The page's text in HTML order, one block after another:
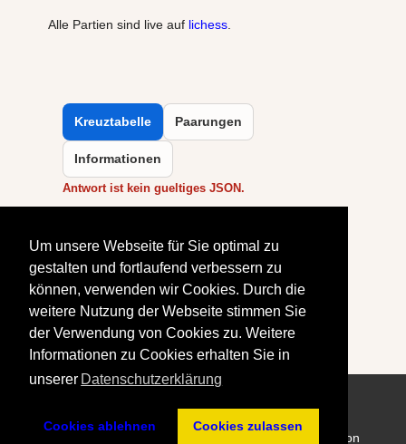
Um unsere Webseite für Sie optimal zu
gestalten und fortlaufend verbessern zu
können, verwenden wir Cookies. Durch die
weitere Nutzung der Webseite stimmen Sie
der Verwendung von Cookies zu. Weitere
Informationen zu Cookies erhalten Sie in
unserer Datenschutzerklärung
Cookies ablehnen Cookies zulassen
Alle Partien sind live auf lichess.
Kreuztabelle Paarungen
Informationen
Antwort ist kein gueltiges JSON.
Erstellt: 11. Februar 2026
- All Rights reserved © SK Doppelbauer Kiel von